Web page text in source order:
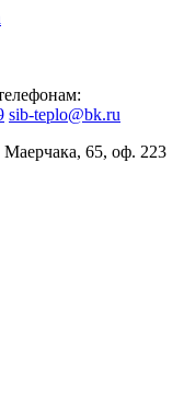
sib-teplo@bk.ru
Маерчака, 65, оф. 223